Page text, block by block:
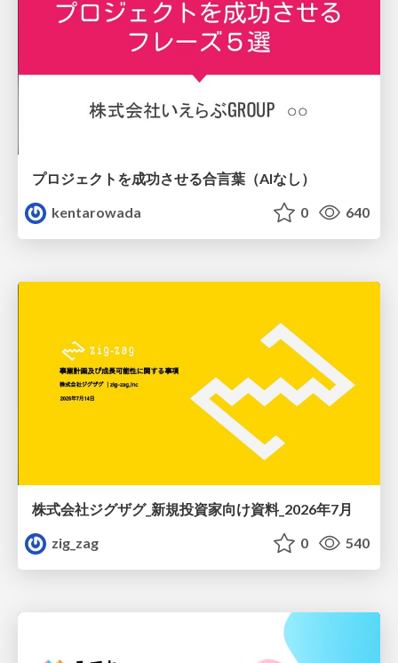
プロジェクトを成功させる合言葉（AIなし）
kentarowada
0 640
株式会社ジグザグ_新規投資家向け資料_2026年7月
zig_zag
0 540